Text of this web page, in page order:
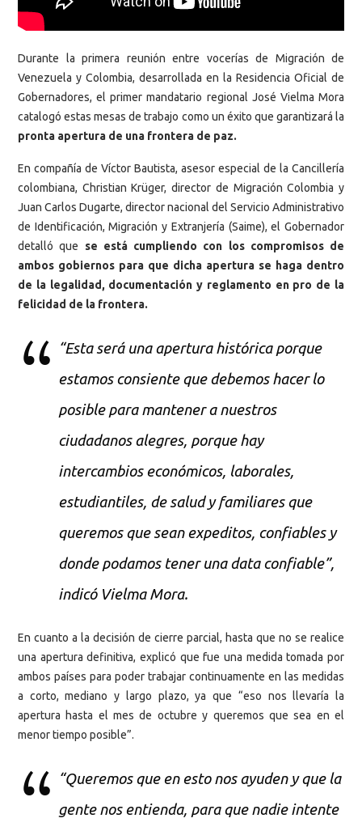
Durante la primera reunión entre vocerías de Migración de
Venezuela y Colombia, desarrollada en la Residencia Oficial de
Gobernadores, el primer mandatario regional José Vielma Mora
catalogó estas mesas de trabajo como un éxito que garantizará la
pronta apertura de una frontera de paz.
En compañía de Víctor Bautista, asesor especial de la Cancillería
colombiana, Christian Krüger, director de Migración Colombia y
Juan Carlos Dugarte, director nacional del Servicio Administrativo
de Identificación, Migración y Extranjería (Saime), el Gobernador
detalló que se está cumpliendo con los compromisos de
ambos gobiernos para que dicha apertura se haga dentro
de la legalidad, documentación y reglamento en pro de la
felicidad de la frontera.
“Esta será una apertura histórica porque
estamos consiente que debemos hacer lo
posible para mantener a nuestros
ciudadanos alegres, porque hay
intercambios económicos, laborales,
estudiantiles, de salud y familiares que
queremos que sean expeditos, confiables y
donde podamos tener una data confiable”,
indicó Vielma Mora.
En cuanto a la decisión de cierre parcial, hasta que no se realice
una apertura definitiva, explicó que fue una medida tomada por
ambos países para poder trabajar continuamente en las medidas
a corto, mediano y largo plazo, ya que “eso nos llevaría la
apertura hasta el mes de octubre y queremos que sea en el
menor tiempo posible”.
“Queremos que en esto nos ayuden y que la
gente nos entienda, para que nadie intente